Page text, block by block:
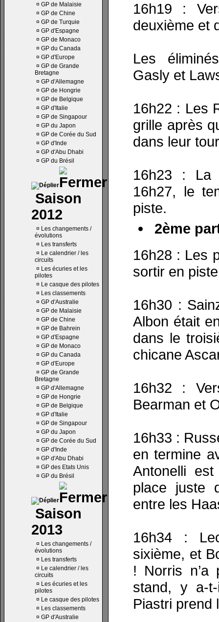
¤ GP de Malaisie
¤ GP de Chine
¤ GP de Turquie
¤ GP d'Espagne
¤ GP de Monaco
¤ GP du Canada
¤ GP d'Europe
¤ GP de Grande
Bretagne
¤ GP d'Allemagne
¤ GP de Hongrie
¤ GP de Belgique
¤ GP d'Italie
¤ GP de Singapour
¤ GP du Japon
¤ GP de Corée du Sud
¤ GP d'Inde
¤ GP d'Abu Dhabi
¤ GP du Brésil
Saison
2012
¤ Les changements /
évolutions
¤ Les transferts
¤ Le calendrier / les
circuits
¤ Les écuries et les
pilotes
¤ Le casque des pilotes
¤ Les classements
¤ GP d'Australie
¤ GP de Malaisie
¤ GP de Chine
¤ GP de Bahrein
¤ GP d'Espagne
¤ GP de Monaco
¤ GP du Canada
¤ GP d'Europe
¤ GP de Grande
Bretagne
¤ GP d'Allemagne
¤ GP de Hongrie
¤ GP de Belgique
¤ GP d'Italie
¤ GP de Singapour
¤ GP du Japon
¤ GP de Corée du Sud
¤ GP d'Inde
¤ GP d'Abu Dhabi
¤ GP des Etats Unis
¤ GP du Brésil
Saison
2013
¤ Les changements /
évolutions
¤ Les transferts
¤ Le calendrier / les
circuits
¤ Les écuries et les
pilotes
¤ Le casque des pilotes
¤ Les classements
¤ GP d'Australie
16h19 :
deuxième et
Les
Gasly et
16h22 : Les
grille après
dans leur
16h23 : La
16h27, le
piste.
2ème
16h28 : Les
sortir en
16h30 :
Albon était
dans le
chicane
16h32 :
Bearman et
16h33 :
en termine
Antonelli
place juste
entre les
16h34 :
sixième, et
! Norris
stand, y a-
Piastri prend